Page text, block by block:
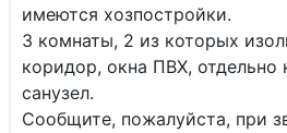
имеются хозпостройки.
3 комнаты, 2 из которых
коридор, окна ПВХ, отдельно
санузел.
Сообщите, пожалуйста, при